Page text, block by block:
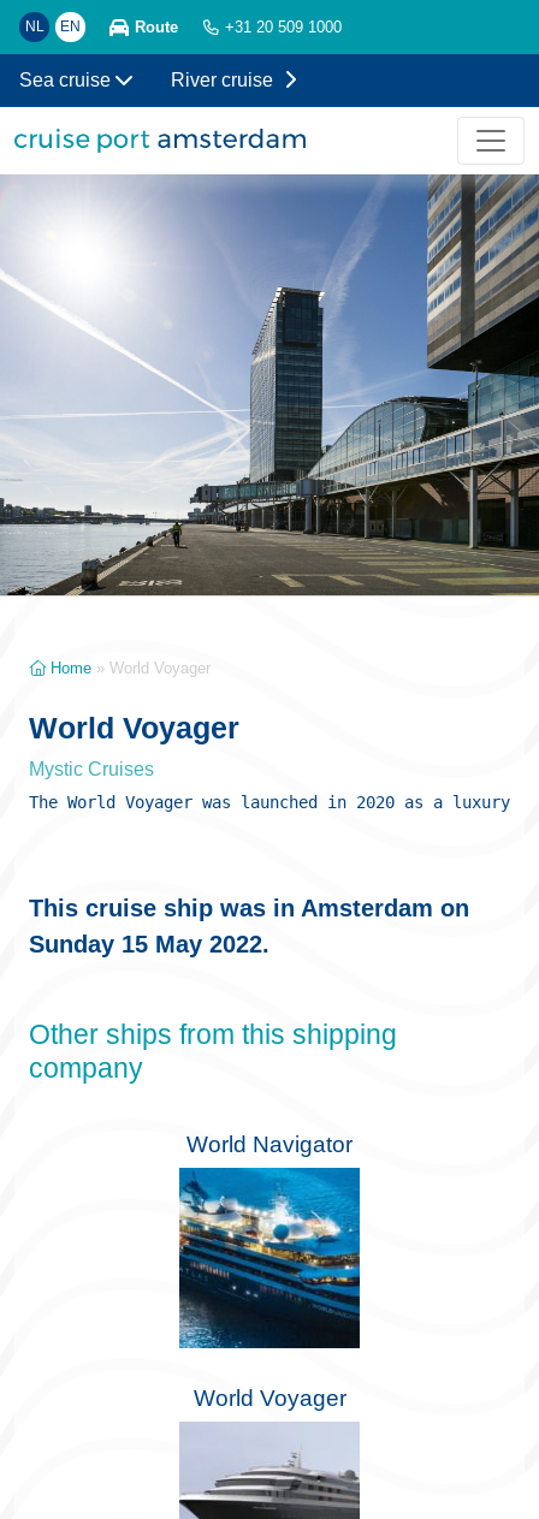
NL EN Route +31 20 509 1000
Sea cruise River cruise
Home » World Voyager
World Voyager
Mystic Cruises
The World Voyager was launched in 2020 as a
This cruise ship was in Amsterdam on
Sunday 15 May 2022.
Other ships from this shipping
company
World Navigator
World Voyager